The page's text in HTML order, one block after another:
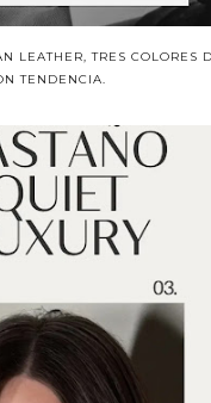
LEATHER, TRES COLORES
TENDENCIA.